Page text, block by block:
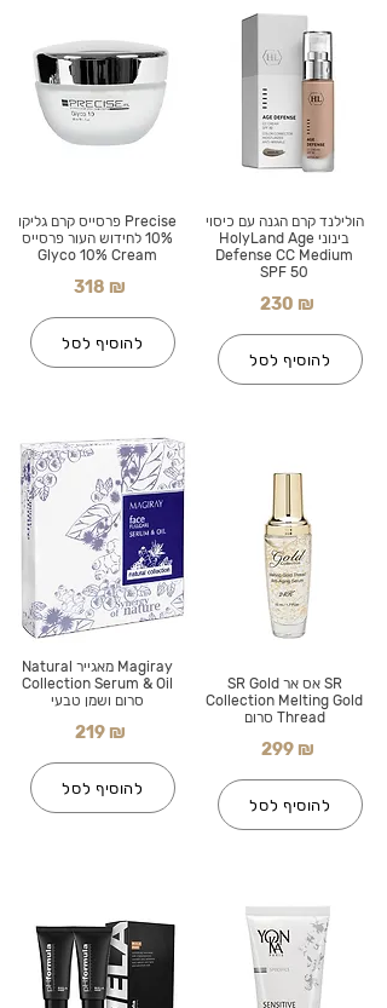
Precise פרסייס קרם גליקו
10% לחידוש העור פרסייס
Glyco 10% Cream
318 ₪
להוסיף לסל
Magiray מאגייר Natural
Collection Serum & Oil
סרום ושמן טבעי
219 ₪
להוסיף לסל
הולילנד קרם הגנה עם כיסוי
בינוני HolyLand Age
Defense CC Medium
SPF 50
230 ₪
להוסיף לסל
SR אס אר SR Gold
Collection Melting Gold
Thread סרום
299 ₪
להוסיף לסל